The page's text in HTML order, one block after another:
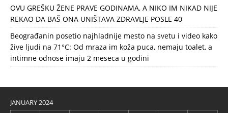
OVU GREŠKU ŽENE PRAVE GODINAMA, A NIKO IM NIKAD NIJE
REKAO DA BAŠ ONA UNIŠTAVA ZDRAVLJE POSLE 40
Beograđanin posetio najhladnije mesto na svetu i video kako
žive ljudi na 71°C: Od mraza im koža puca, nemaju toalet, a
intimne odnose imaju 2 meseca u godini
JANUARY 2024